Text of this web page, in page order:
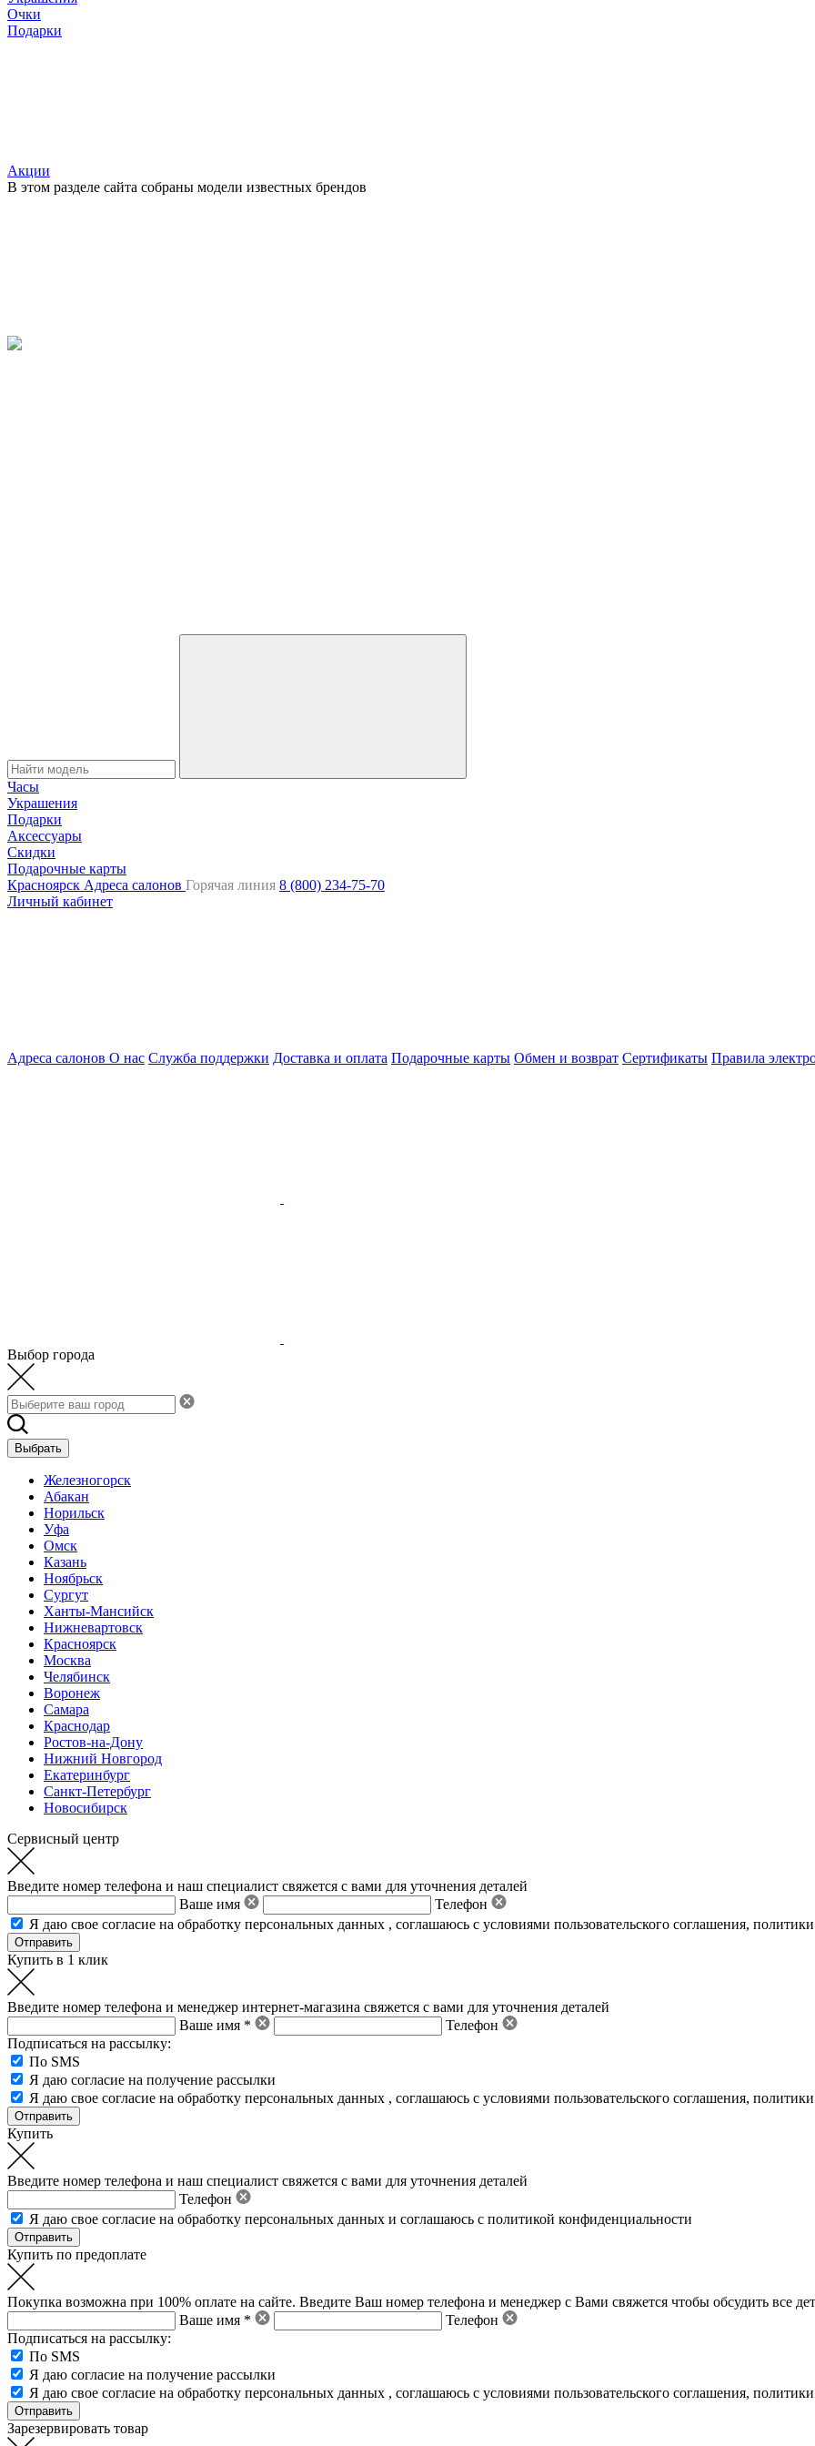
Очки
Подарки
Акции
В этом разделе сайта собраны модели известных брендов
Часы
Украшения
Подарки
Аксессуары
Скидки
Подарочные карты
Красноярск Адреса салонов Горячая линия 8 (800) 234-75-70
Личный кабинет
Адреса салонов О нас Служба поддержки Доставка и оплата Подарочные карты Обмен и возврат Сертификаты Правила
Выбор города
Выбрать
Железногорск
Абакан
Норильск
Уфа
Омск
Казань
Ноябрьск
Сургут
Ханты-Мансийск
Нижневартовск
Красноярск
Москва
Челябинск
Воронеж
Самара
Краснодар
Ростов-на-Дону
Нижний Новгород
Екатеринбург
Санкт-Петербург
Новосибирск
Сервисный центр
Введите номер телефона и наш специалист свяжется с вами для уточнения деталей
Ваше имя
Телефон
Я даю свое согласие на обработку персональных данных , соглашаюсь с условиями пользовательского соглашения,
Купить в 1 клик
Введите номер телефона и менеджер интернет-магазина свяжется с вами для уточнения деталей
Ваше имя *
Телефон
Подписаться на рассылку:
По SMS
Я даю согласие на получение рассылки
Я даю свое согласие на обработку персональных данных , соглашаюсь с условиями пользовательского соглашения,
Купить
Введите номер телефона и наш специалист свяжется с вами для уточнения деталей
Телефон
Я даю свое согласие на обработку персональных данных и соглашаюсь с политикой конфиденциальности
Купить по предоплате
Покупка возможна при 100% оплате на сайте. Введите Ваш номер телефона и менеджер с Вами свяжется чтобы обсудить все
Ваше имя *
Телефон
Подписаться на рассылку:
По SMS
Я даю согласие на получение рассылки
Я даю свое согласие на обработку персональных данных , соглашаюсь с условиями пользовательского соглашения,
Зарезервировать товар